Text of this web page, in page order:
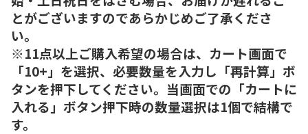
とがございますのであらかじめご了承くださ
い。
※11点以上ご購入希望の場合は、カート画面で
「10+」を選択、必要数量を入力し「再計算」ボ
タンを押下してください。当画面での「カートに
入れる」ボタン押下時の数量選択は1個で結構で
す。